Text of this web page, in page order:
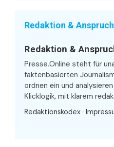
Redaktion & Anspruch
Redaktion &
Presse.Online steht für
faktenbasierten
ordnen ein und
Klicklogik, mit klarem
Redaktionskodex ·